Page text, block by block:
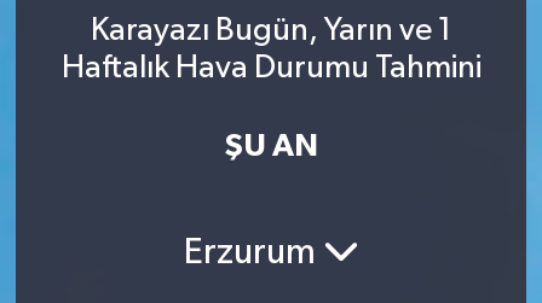
Karayazı Bugün, Yarın ve 1
Haftalık Hava Durumu Tahmini
ŞU AN
Erzurum
KÜNYE